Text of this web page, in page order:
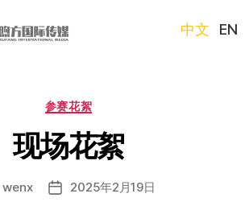
只
眼
看
中
国
中文 EN
分
参赛花絮
现场花絮
wenx
发 2025年2月19日